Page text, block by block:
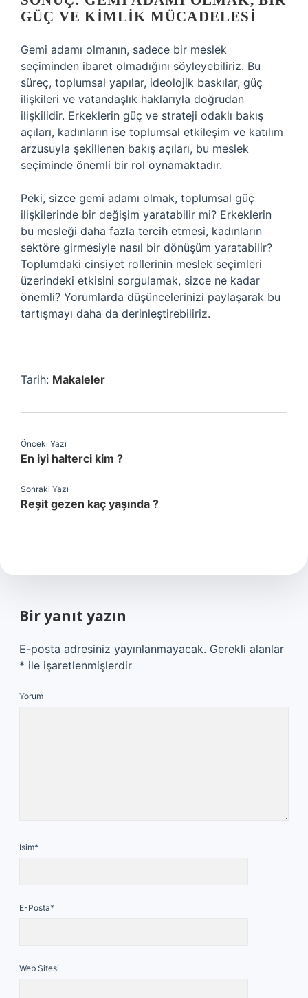
GÜÇ VE KIMLIK MÜCADELESI
Gemi adamı olmanın, sadece bir meslek
seçiminden ibaret olmadığını söyleyebiliriz. Bu
süreç, toplumsal yapılar, ideolojik baskılar, güç
ilişkileri ve vatandaşlık haklarıyla doğrudan
ilişkilidir. Erkeklerin güç ve strateji odaklı bakış
açıları, kadınların ise toplumsal etkileşim ve katılım
arzusuyla şekillenen bakış açıları, bu meslek
seçiminde önemli bir rol oynamaktadır.
Peki, sizce gemi adamı olmak, toplumsal güç
ilişkilerinde bir değişim yaratabilir mi? Erkeklerin
bu mesleği daha fazla tercih etmesi, kadınların
sektöre girmesiyle nasıl bir dönüşüm yaratabilir?
Toplumdaki cinsiyet rollerinin meslek seçimleri
üzerindeki etkisini sorgulamak, sizce ne kadar
önemli? Yorumlarda düşüncelerinizi paylaşarak bu
tartışmayı daha da derinleştirebiliriz.
Tarih: Makaleler
Önceki Yazı
En iyi halterci kim ?
Sonraki Yazı
Reşit gezen kaç yaşında ?
Bir yanıt yazın
E-posta adresiniz yayınlanmayacak. Gerekli alanlar
* ile işaretlenmişlerdir
Yorum
İsim*
E-Posta*
Web Sitesi